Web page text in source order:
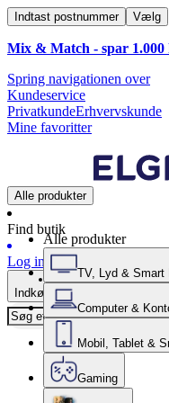
Indtast postnummer Vælg
Mix & Match - spar
Spring navigationen over
Kundeservice
PrivatkundeErhvervskunde
Mine favoritter
Alle produkter
Find butik
Log ind
Indkøbskurv
Alle produkter
TV, Lyd & Smart
Computer &
Mobil, Tablet &
Gaming